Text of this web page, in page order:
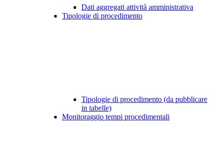
Dati aggregati attività amministrativa
Tipologie di procedimento
Tipologie di procedimento (da pubblicare
in tabelle)
Monitoraggio tempi procedimentali